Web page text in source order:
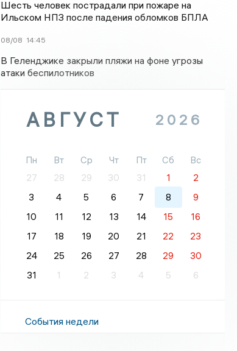
Шесть человек пострадали при пожаре на
Ильском НПЗ после падения обломков БПЛА
08/08 14:45
В Геленджике закрыли пляжи на фоне угрозы
атаки беспилотников
АВГУСТ 2026
Пн Вт Ср Чт Пт Сб
Вс
27
28 29 30 31 1
2
3
4 5 6 7 8
9
10
11 12 13 14 15
16
17
18 19 20 21 22
23
24
25 26 27 28 29
30
31
1 2 3 4 5 6
События недели